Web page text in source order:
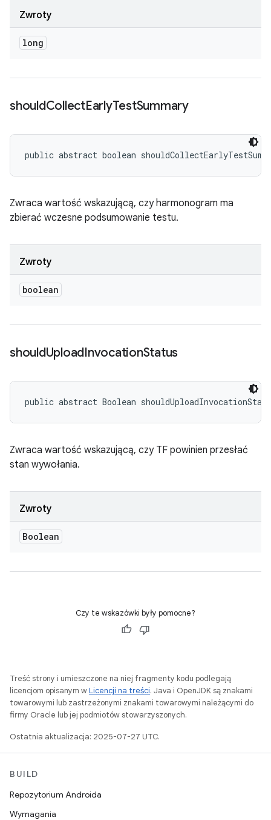
Zwroty
long
shouldCollectEarlyTestSummary
public abstract boolean
Zwraca wartość wskazującą, czy harmonogram ma
zbierać wczesne podsumowanie testu.
Zwroty
boolean
shouldUploadInvocationStatus
public abstract Boolean
Zwraca wartość wskazującą, czy TF powinien przesłać
stan wywołania.
Zwroty
Boolean
Czy te wskazówki były pomocne?
Treść strony i umieszczone na niej fragmenty kodu podlegają
licencjom opisanym wLicencji na treści. Java i OpenJDK są znakami
towarowymi lub zastrzeżonymi znakami towarowymi należącymi do
firmy Oracle lub jej podmiotów stowarzyszonych.
Ostatnia aktualizacja: 2025-07-27 UTC.
BUILD
Repozytorium Androida
Wymagania